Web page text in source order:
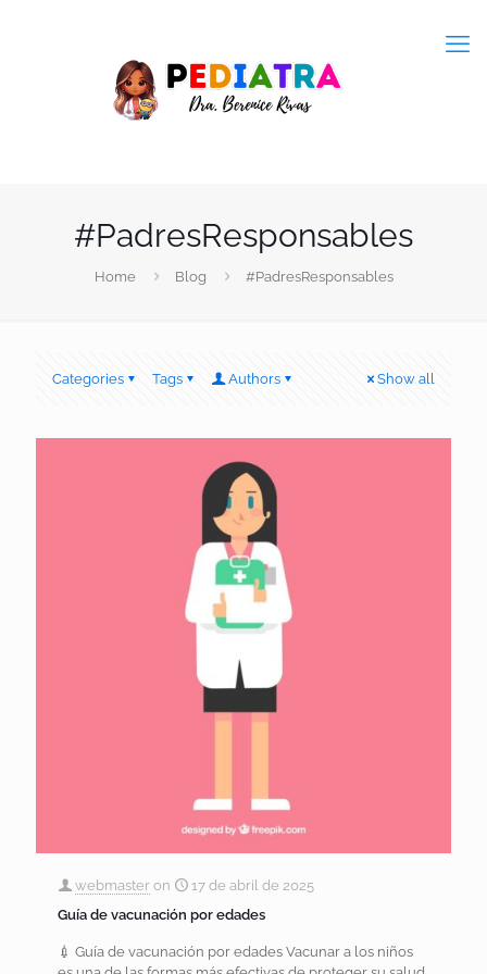
#PadresResponsables
Home Blog #PadresResponsables
Categories Tags Authors Show all
webmaster on
17 de abril de 2025
Guía de vacunación por edades
💉 Guía de vacunación por edades Vacunar a los niños